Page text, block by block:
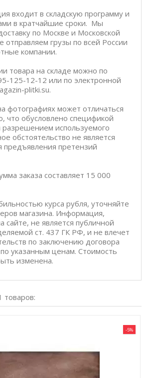
входит в складскую программу и
в кратчайшие сроки. Мы
по Москве и Московской
отправляем грузы по всей России
компании.
товара на складе можно по
125-12-12 или по электронной
plitki.su.
фотографиях может отличаться
что обусловлено спецификой
разрешением используемого
обстоятельство не является
предъявления претензий
заказа составляет 15 000
курса рубля, уточняйте
магазина. Информация,
сайте, не является публичной
ст. 437 ГК РФ, и не влечет
по заключению договора
указанным ценам. Стоимость
изменена.
товаров:
-5%